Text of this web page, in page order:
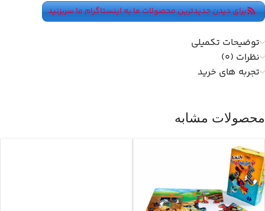
برای دیدن جدیدترین محصولات ما به اینستاگرام ما سربزنید
توضیحات تکمیلی
نظرات (0)
تجربه های خرید
محصولات مشابه